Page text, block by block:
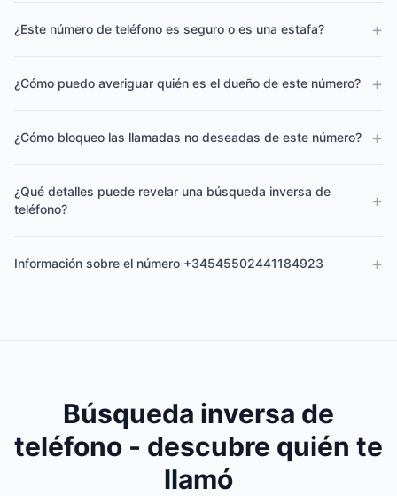
¿Este número de teléfono es seguro o es una estafa? +
¿Cómo puedo averiguar quién es el dueño de este número? +
¿Cómo bloqueo las llamadas no deseadas de este número? +
¿Qué detalles puede revelar una búsqueda inversa de
teléfono?
+
Información sobre el número +34545502441184923 +
Búsqueda inversa de
teléfono - descubre quién te
llamó